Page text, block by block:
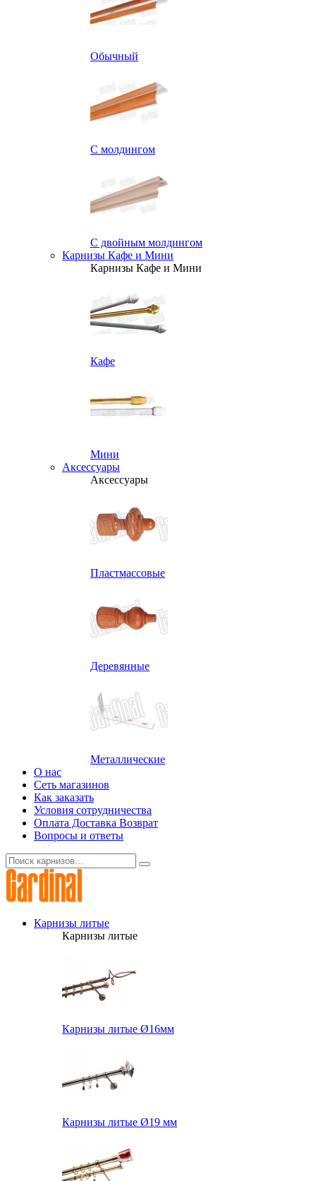
Обычный
С молдингом
С двойным молдингом
Карнизы Кафе и Мини
Карнизы Кафе и Мини
Кафе
Мини
Аксессуары
Аксессуары
Пластмассовые
Деревянные
Металлические
О нас
Сеть магазинов
Как заказать
Условия сотрудничества
Оплата Доставка Возврат
Вопросы и ответы
Карнизы литые
Карнизы литые
Карнизы литые Ø16мм
Карнизы литые Ø19 мм